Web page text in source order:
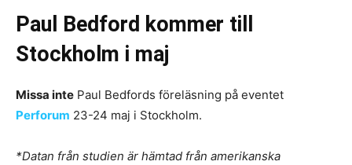
Paul Bedford kommer till
Stockholm i maj
Missa inte Paul Bedfords föreläsning på eventet
Perforum 23-24 maj i Stockholm.
*Datan från studien är hämtad från amerikanska